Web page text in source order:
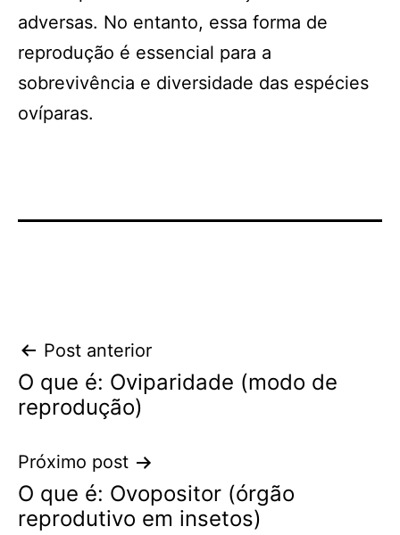
adversas. No entanto, essa forma de
reprodução é essencial para a
sobrevivência e diversidade das espécies
ovíparas.
Navegação
de
Post
Post anterior
O que é: Oviparidade (modo de
reprodução)
Próximo post
O que é: Ovopositor (órgão
reprodutivo em insetos)